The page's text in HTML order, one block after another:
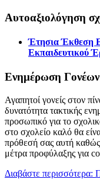
Αυτοαξιολόγηση
Έτησια Έκθεση
Εκπαιδευτικού
Ενημέρωση Γονέων
Αγαπητοί γονείς στον
δυνατότητα τακτικής
προσωπικό για το
στο σχολείο καλό θα
πρόθεσή σας αυτή καθώς
μέτρα προφύλαξης για
Διαβάστε